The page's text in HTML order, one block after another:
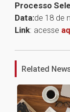
Processo
Data:de 18 de
Link: acesse
Related